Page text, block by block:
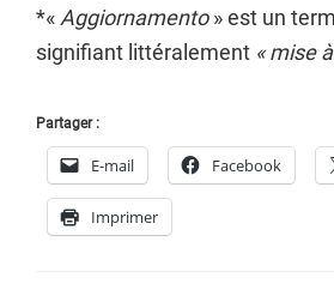
*«Aggiornamento» est un
signifiant littéralement « mise
Partager :
E-mail Facebook
Imprimer